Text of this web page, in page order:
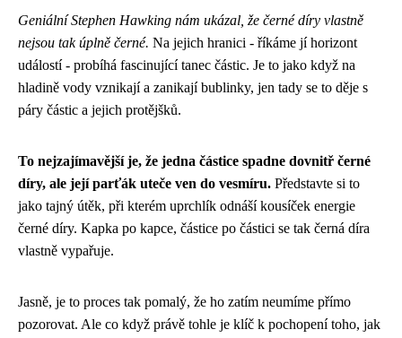
Geniální Stephen Hawking nám ukázal, že černé díry vlastně
nejsou tak úplně černé. Na jejich hranici - říkáme jí horizont
událostí - probíhá fascinující tanec částic. Je to jako když na
hladině vody vznikají a zanikají bublinky, jen tady se to děje s
páry částic a jejich protějšků.
To nejzajímavější je, že jedna částice spadne dovnitř černé
díry, ale její parťák uteče ven do vesmíru. Představte si to
jako tajný útěk, při kterém uprchlík odnáší kousíček energie
černé díry. Kapka po kapce, částice po částici se tak černá díra
vlastně vypařuje.
Jasně, je to proces tak pomalý, že ho zatím neumíme přímo
pozorovat. Ale co když právě tohle je klíč k pochopení toho, jak